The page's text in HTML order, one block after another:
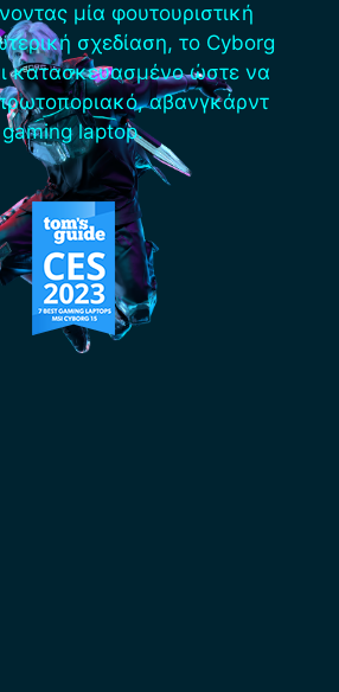
μία φουτουριστική
σχεδίαση, το Cyborg
κατασκευασμένο ώστε να
πρωτοποριακό, αβανγκάρντ
gaming laptop.